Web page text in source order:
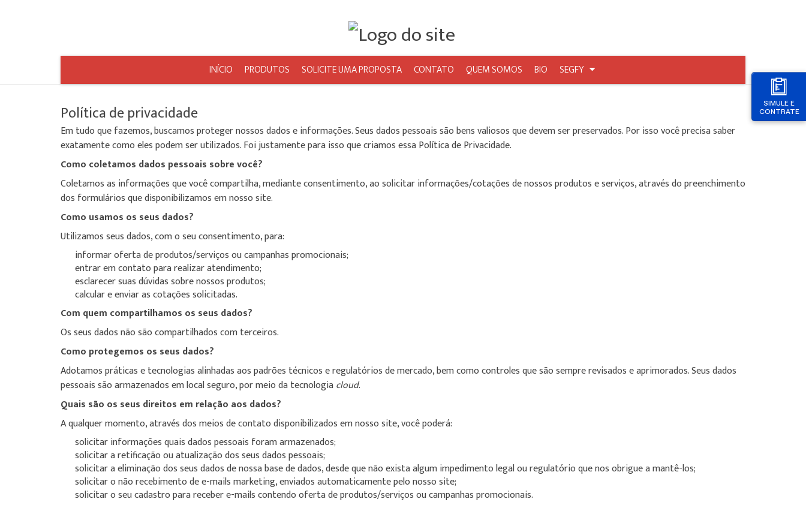
SIMULE E
CONTRATE
INÍCIO PRODUTOS SOLICITE UMA PROPOSTA CONTATO QUEM SOMOS BIO SEGFY
Política de privacidade
Em tudo que fazemos, buscamos proteger nossos dados e informações. Seus dados pessoais são bens valiosos que devem ser preservados. Por isso você precisa saber
exatamente como eles podem ser utilizados. Foi justamente para isso que criamos essa Política de Privacidade.
Como coletamos dados pessoais sobre você?
Coletamos as informações que você compartilha, mediante consentimento, ao solicitar informações/cotações de nossos produtos e serviços, através do preenchimento
dos formulários que disponibilizamos em nosso site.
Como usamos os seus dados?
Utilizamos seus dados, com o seu consentimento, para:
informar oferta de produtos/serviços ou campanhas promocionais;
entrar em contato para realizar atendimento;
esclarecer suas dúvidas sobre nossos produtos;
calcular e enviar as cotações solicitadas.
Com quem compartilhamos os seus dados?
Os seus dados não são compartilhados com terceiros.
Como protegemos os seus dados?
Adotamos práticas e tecnologias alinhadas aos padrões técnicos e regulatórios de mercado, bem como controles que são sempre revisados e aprimorados. Seus dados
pessoais são armazenados em local seguro, por meio da tecnologiacloud.
Quais são os seus direitos em relação aos dados?
A qualquer momento, através dos meios de contato disponibilizados em nosso site, você poderá:
solicitar informações quais dados pessoais foram armazenados;
solicitar a retificação ou atualização dos seus dados pessoais;
solicitar a eliminação dos seus dados de nossa base de dados, desde que não exista algum impedimento legal ou regulatório que nos obrigue a mantê-los;
solicitar o não recebimento de e-mails marketing, enviados automaticamente pelo nosso site;
solicitar o seu cadastro para receber e-mails contendo oferta de produtos/serviços ou campanhas promocionais.